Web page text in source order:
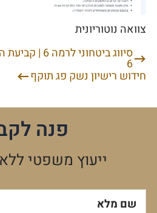
צוואה נוטוריונית
ניווט
סיווג
6
חידוש רישיון נשק פג תוקף
פנה
ייעוץ משפטי
שם מלא